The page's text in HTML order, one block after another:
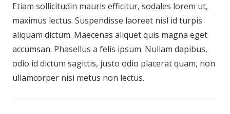
Etiam sollicitudin mauris efficitur, sodales lorem ut,
maximus lectus. Suspendisse laoreet nisl id turpis
aliquam dictum. Maecenas aliquet quis magna eget
accumsan. Phasellus a felis ipsum. Nullam dapibus,
odio id dictum sagittis, justo odio placerat quam, non
ullamcorper nisi metus non lectus.